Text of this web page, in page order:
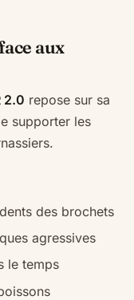
aux
2.0 repose sur sa
supporter les
des brochets
agressives
le temps